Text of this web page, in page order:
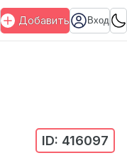
Добавить Вход
ID: 416097